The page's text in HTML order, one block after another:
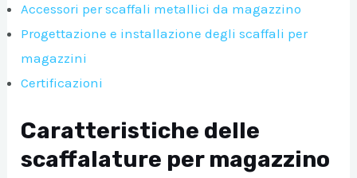
Accessori per scaffali metallici da magazzino
Progettazione e installazione degli scaffali per
magazzini
Certificazioni
Caratteristiche delle
scaffalature per magazzino
DISATTIVA